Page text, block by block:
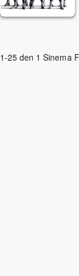
1-25 den 1 Sinema